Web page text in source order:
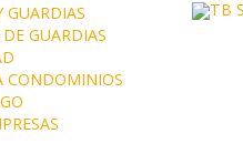
GUARDIAS
GUARDIAS
CONDOMINIOS